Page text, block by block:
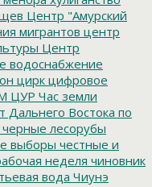
Центр "Амурский
мигрантов центр
Центр
водоснабжение
цирк цифровое
ЦУР Час земли
Дальнего Востока по
черные лесорубы
выборы честные и
неделя чиновник
вода Чиунэ